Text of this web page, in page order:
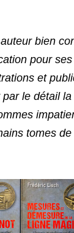
bien
pour ses
et
le détail
tomes de